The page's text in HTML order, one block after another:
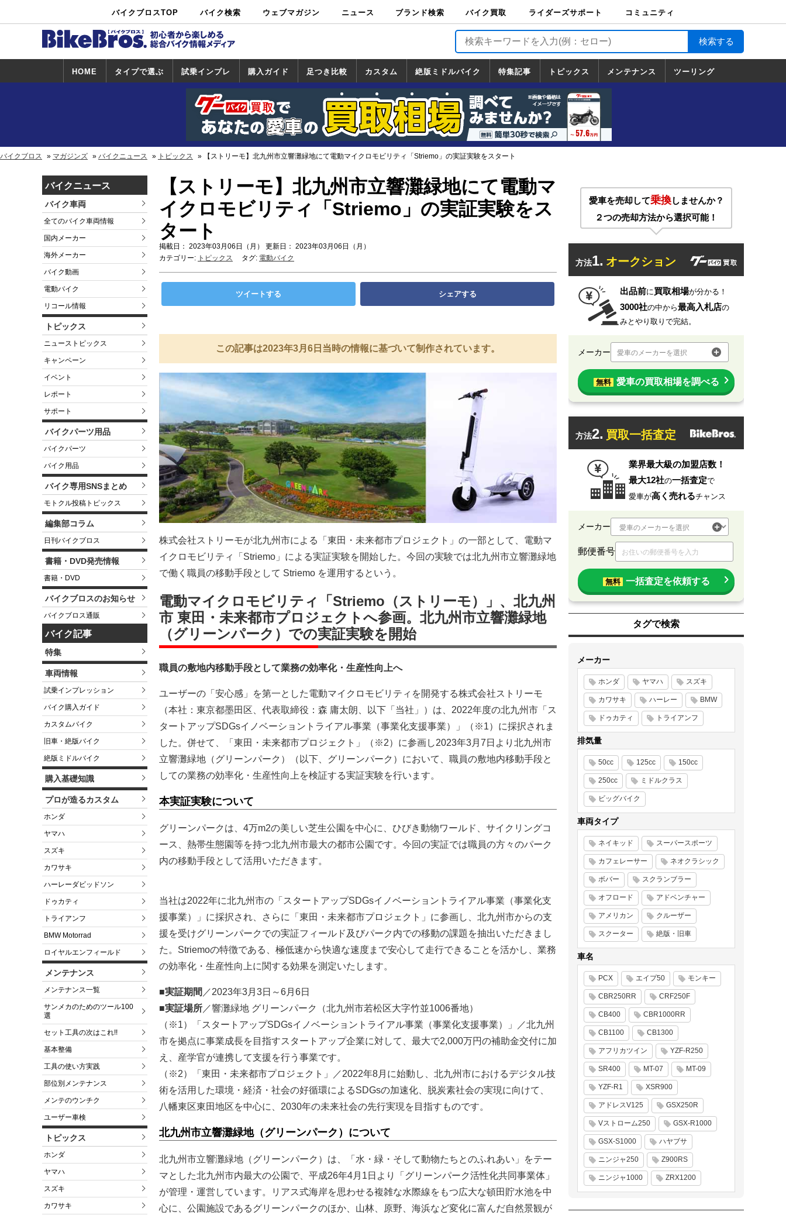
バイクブロスTOP バイク検索
中古バイ
ク・新車検
カタログ検
索
ショップ検
索
ウェブマガジン ニュース ブランド検索 バイク買取
バイク買取
ライダーズサポート
ライダーズサポート
TOP
バイク輸送
バイクガレージライ
フ
バイク車両保険
ロードサービス
バイク試乗
コミュニティ
HOME タイプで選ぶ 試乗インプレ
試乗インプレ
一覧
ホンダ
ヤマハ
スズキ
カワサキ
ハーレー
BMW
トライアンフ
ドゥカティ
購入ガイド
一覧
足つき比較 カスタム
カスタム
一覧
ホンダ
ヤマハ
スズキ
カワサキ
絶版ミドルバイク
絶版ミドルバイク
一覧
ホンダ
ヤマハ
スズキ
カワサキ
特集記事 トピックス
トピックス
一覧
ホンダ
ヤマハ
スズキ
カワサキ
ハーレーダ
ビッドソン
BMW
ドゥカティ
トライアン
フ
メンテナンス ツーリング
道の駅調査隊
ツーリング情報局
日本の道50選
国道めぐり
林道ツーリング
バイクブロス マガジンズ バイクニュース トピックス 【ストリーモ】北九州市立響灘緑地にて電動マイクロモビリティ「Striemo」の実証実験をスタート
バイクニュース
バイク車両
全てのバイク車両情報
国内メーカー
海外メーカー
バイク動画
電動バイク
リコール情報
トピックス
ニューストピックス
キャンペーン
イベント
レポート
サポート
バイクパーツ用品
バイクパーツ
バイク用品
バイク専用SNSまとめ
モトクル投稿トピックス
編集部コラム
日刊バイクブロス
書籍・DVD発売情報
書籍・DVD
バイクブロスのお知らせ
バイクブロス通販
バイク記事
特集
車両情報
試乗インプレッション
バイク購入ガイド
カスタムバイク
旧車・絶版バイク
絶版ミドルバイク
購入基礎知識
プロが造るカスタム
ホンダ
ヤマハ
スズキ
カワサキ
ハーレーダビッドソン
ドゥカティ
トライアンフ
BMW Motorrad
ロイヤルエンフィールド
メンテナンス
メンテナンス一覧
サンメカのためのツール100
選
セット工具の次はこれ!!
基本整備
工具の使い方実践
部位別メンテナンス
メンテのウンチク
ユーザー車検
トピックス
ホンダ
ヤマハ
スズキ
カワサキ
【ストリーモ】北九州市立響灘緑地にて電動マ
イクロモビリティ「Striemo」の実証実験をス
タート
掲載日： 2023年03月06日（月） 更新日： 2023年03月06日（月）
カテゴリー: トピックス タグ: 電動バイク
ツイートする シェアする
この記事は2023年3月6日当時の情報に基づいて制作されています。
株式会社ストリーモが北九州市による「東田・未来都市プロジェクト」の一部として、電動マ
イクロモビリティ「Striemo」による実証実験を開始した。今回の実験では北九州市立響灘緑地
で働く職員の移動手段として Striemo を運用するという。
電動マイクロモビリティ「Striemo（ストリーモ）」、北九州
市 東田・未来都市プロジェクトへ参画。北九州市立響灘緑地
（グリーンパーク）での実証実験を開始
職員の敷地内移動手段として業務の効率化・生産性向上へ
ユーザーの「安心感」を第一とした電動マイクロモビリティを開発する株式会社ストリーモ
（本社：東京都墨田区、代表取締役：森 庸太朗、以下「当社」）は、2022年度の北九州市「ス
タートアップSDGsイノベーショントライアル事業（事業化支援事業）」（※1）に採択されま
した。併せて、「東田・未来都市プロジェクト」（※2）に参画し2023年3月7日より北九州市
立響灘緑地（グリーンパーク）（以下、グリーンパーク）において、職員の敷地内移動手段と
しての業務の効率化・生産性向上を検証する実証実験を行います。
本実証実験について
グリーンパークは、4万m2の美しい芝生公園を中心に、ひびき動物ワールド、サイクリングコ
ース、熱帯生態園等を持つ北九州市最大の都市公園です。今回の実証では職員の方々のパーク
内の移動手段として活用いただきます。
当社は2022年に北九州市の「スタートアップSDGsイノベーショントライアル事業（事業化支
援事業）」に採択され、さらに「東田・未来都市プロジェクト」に参画し、北九州市からの支
援を受けグリーンパークでの実証フィールド及びパーク内での移動の課題を抽出いただきまし
た。Striemoの特徴である、極低速から快適な速度まで安心して走行できることを活かし、業務
の効率化・生産性向上に関する効果を測定いたします。
■実証期間 ／2023年3月3日～6月6日
■実証場所 ／響灘緑地 グリーンパーク（北九州市若松区大字竹並1006番地）
（※1）「スタートアップSDGsイノベーショントライアル事業（事業化支援事業）」／北九州
市を拠点に事業成長を目指すスタートアップ企業に対して、最大で2,000万円の補助金交付に加
え、産学官が連携して支援を行う事業です。
（※2）「東田・未来都市プロジェクト」／2022年8月に始動し、北九州市におけるデジタル技
術を活用した環境・経済・社会の好循環によるSDGsの加速化、脱炭素社会の実現に向けて、
八幡東区東田地区を中心に、2030年の未来社会の先行実現を目指すものです。
北九州市立響灘緑地（グリーンパーク）について
北九州市立響灘緑地（グリーンパーク）は、「水・緑・そして動物たちとのふれあい」をテー
マとした北九州市内最大の公園で、平成26年4月1日より「グリーンパーク活性化共同事業体」
が管理・運営しています。リアス式海岸を思わせる複雑な水際線をもつ広大な頓田貯水池を中
心に、公園施設であるグリーンパークのほか、山林、原野、海浜など変化に富んだ自然景観が
愛車を売却して乗換しませんか？
２つの売却方法から選択可能！
方法1. オークション
出品前に買取相場が分かる！
3000社の中から最高入札店の
みとやり取りで完結。
メーカー 愛車のメーカーを選択
無料 愛車の買取相場を調べる
方法2. 買取一括査定
業界最大級の加盟店数！
最大12社の一括査定で
愛車が高く売れるチャンス
メーカー
郵便番号
無料 一括査定を依頼する
タグで検索
メーカー
ホンダ ヤマハ スズキ
カワサキ ハーレー BMW
ドゥカティ トライアンフ
排気量
50cc 125cc 150cc
250cc ミドルクラス
ビッグバイク
車両タイプ
ネイキッド スーパースポーツ
カフェレーサー ネオクラシック
ボバー スクランブラー
オフロード アドベンチャー
アメリカン クルーザー
スクーター 絶版・旧車
車名
PCX エイプ50 モンキー
CBR250RR CRF250F
CB400 CBR1000RR
CB1100 CB1300
アフリカツイン YZF-R250
SR400 MT-07 MT-09
YZF-R1 XSR900
アドレスV125 GSX250R
Vストローム250 GSX-R1000
GSX-S1000 ハヤブサ
ニンジャ250 Z900RS
ニンジャ1000 ZRX1200